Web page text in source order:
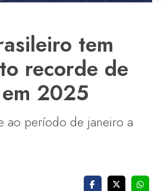
tem
recorde de
2025
ao período de janeiro a